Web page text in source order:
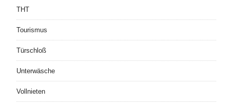
THT
Tourismus
Türschloß
Unterwäsche
Vollnieten